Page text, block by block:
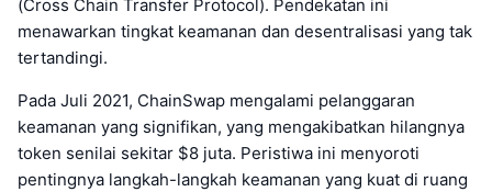
(Cross Chain Transfer Protocol). Pendekatan ini
menawarkan tingkat keamanan dan desentralisasi yang tak
tertandingi.
Pada Juli 2021, ChainSwap mengalami pelanggaran
keamanan yang signifikan, yang mengakibatkan hilangnya
token senilai sekitar $8 juta. Peristiwa ini menyoroti
pentingnya langkah-langkah keamanan yang kuat di ruang